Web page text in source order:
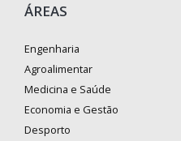
ÁREAS
Engenharia
Agroalimentar
Medicina e Saúde
Economia e Gestão
Desporto